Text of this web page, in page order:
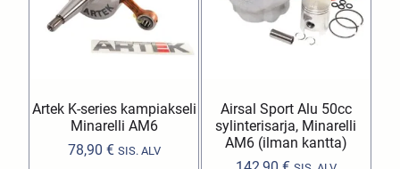
Artek K-series kampiakseli
Minarelli AM6
78,90 € SIS. ALV
Airsal Sport Alu 50cc
sylinterisarja, Minarelli
AM6 (ilman kantta)